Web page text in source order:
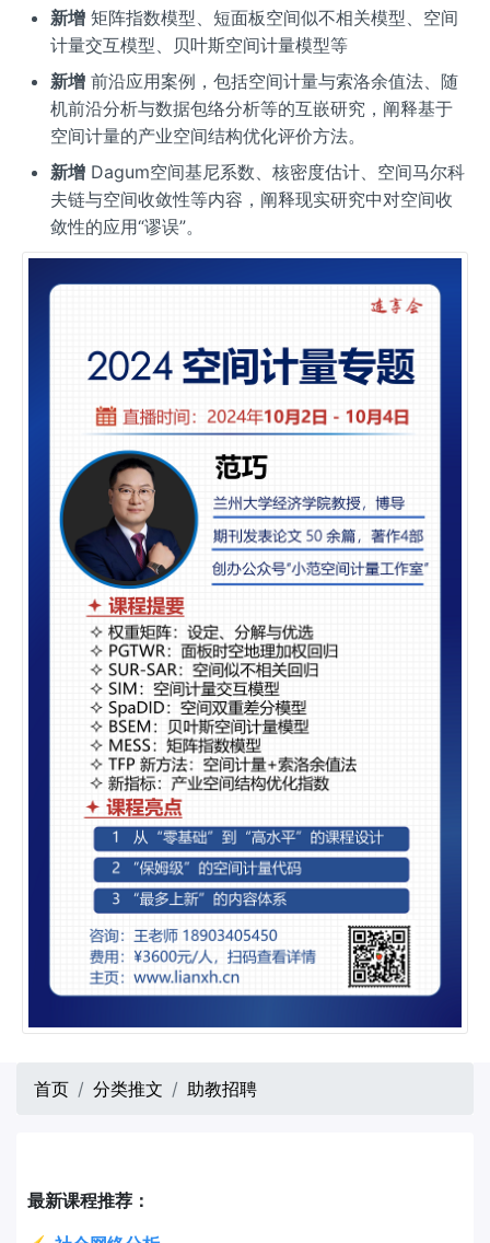
新增矩阵指数模型、短面板空间似不相关模型、空间
计量交互模型、贝叶斯空间计量模型等
新增前沿应用案例，包括空间计量与索洛余值法、随
机前沿分析与数据包络分析等的互嵌研究，阐释基于
空间计量的产业空间结构优化评价方法。
新增Dagum空间基尼系数、核密度估计、空间马尔科
夫链与空间收敛性等内容，阐释现实研究中对空间收
敛性的应用“谬误”。
首页 分类推文 助教招聘
最新课程推荐：